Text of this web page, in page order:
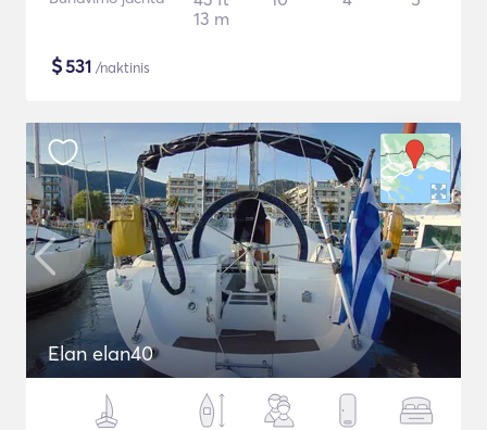
13 m
$531 /naktinis
Elan elan40